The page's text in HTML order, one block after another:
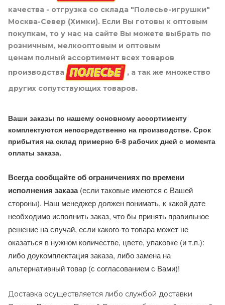
качества - отгрузка со склада "Полесье-игрушки"
Москва-Север (Химки). Если Вы готовы к оптовым
покупкам, то у нас на сайте Вы можете выбрать по
розничным, мелкооптовым и оптовым
ценам полный ассортимент всех товаров
производства
, а так же множество
других сопутствующих товаров.
Ваши заказы по нашему основному ассортименту
комплектуются непосредственно на производстве. Срок
прибытия на склад примерно 6-8 рабочих дней с момента
оплаты заказа.
Всегда сообщайте об ограничениях по времени
исполнения заказа(если таковые имеются с Вашей
стороны). Наш менеджер должен понимать, к какой дате
необходимо исполнить заказ, что бы принять правильное
решение на случай, если какого-то товара может не
оказаться в нужном количестве, цвете, упаковке (и т.п.):
либо доукомплектация заказа, либо замена на
альтернативный товар (с согласованием с Вами)!
Доставка осуществляется либо службой доставки